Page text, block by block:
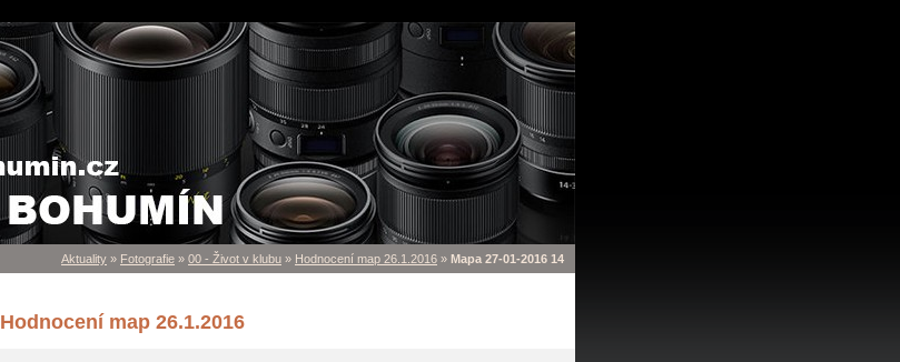
Aktuality » Fotografie » 00 - Život v klubu » Hodnocení map 26.1.2016 » Mapa 27-01-2016 14
Hodnocení map 26.1.2016